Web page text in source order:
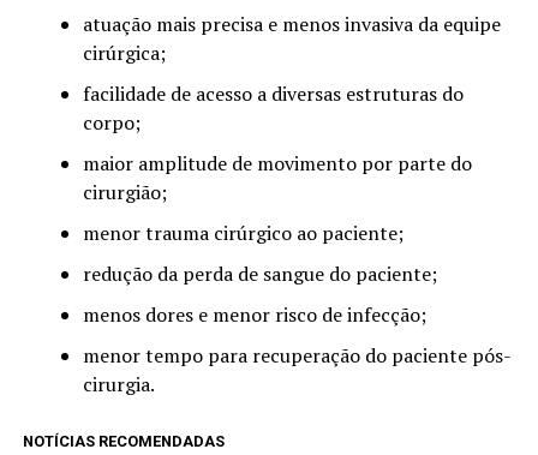
atuação mais precisa e menos invasiva da equipe
cirúrgica;
facilidade de acesso a diversas estruturas do
corpo;
maior amplitude de movimento por parte do
cirurgião;
menor trauma cirúrgico ao paciente;
redução da perda de sangue do paciente;
menos dores e menor risco de infecção;
menor tempo para recuperação do paciente pós-
cirurgia.
NOTÍCIAS RECOMENDADAS